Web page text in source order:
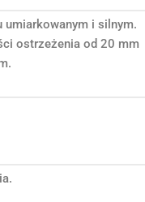
umiarkowanym i silnym.
ostrzeżenia od 20 mm